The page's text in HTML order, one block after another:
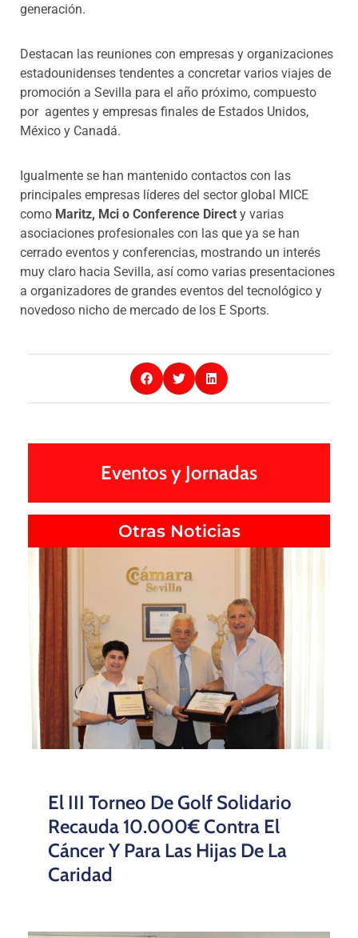
generación.
Destacan las reuniones con empresas y organizaciones
estadounidenses tendentes a concretar varios viajes de
promoción a Sevilla para el año próximo, compuesto
por agentes y empresas finales de Estados Unidos,
México y Canadá.
Igualmente se han mantenido contactos con las
principales empresas líderes del sector global MICE
como Maritz, Mci o Conference Direct y varias
asociaciones profesionales con las que ya se han
cerrado eventos y conferencias, mostrando un interés
muy claro hacia Sevilla, así como varias presentaciones
a organizadores de grandes eventos del tecnológico y
novedoso nicho de mercado de los E Sports.
Eventos y Jornadas
Otras Noticias
El III Torneo De Golf Solidario
Recauda 10.000€ Contra El
Cáncer Y Para Las Hijas De La
Caridad